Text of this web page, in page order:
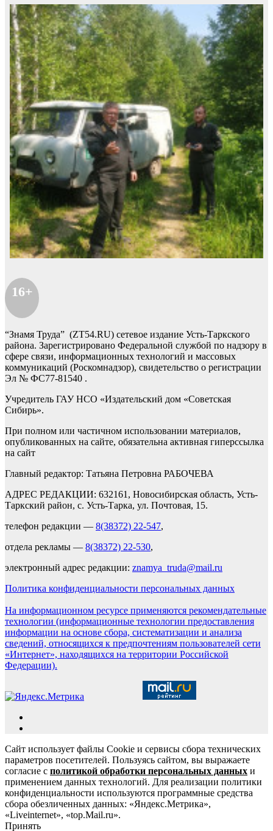
16+
“Знамя Труда” (ZT54.RU) сетевое издание Усть-Таркского
района. Зарегистрировано Федеральной службой по надзору в
сфере связи, информационных технологий и массовых
коммуникаций (Роскомнадзор), свидетельство о регистрации
Эл № ФС77-81540 .
Учредитель ГАУ НСО «Издательский дом «Советская
Сибирь».
При полном или частичном использовании материалов,
опубликованных на сайте, обязательна активная гиперссылка
на сайт
Главный редактор: Татьяна Петровна РАБОЧЕВА
АДРЕС РЕДАКЦИИ: 632161, Новосибирская область, Усть-
Таркский район, с. Усть-Тарка, ул. Почтовая, 15.
телефон редакции — 8(38372) 22-547,
отдела рекламы — 8(38372) 22-530,
электронный адрес редакции: znamya_truda@mail.ru
Политика конфиденциальности персональных данных
На информационном ресурсе применяются рекомендательные
технологии (информационные технологии предоставления
информации на основе сбора, систематизации и анализа
сведений, относящихся к предпочтениям пользователей сети
«Интернет», находящихся на территории Российской
Федерации).
Сайт использует файлы Cookie и сервисы сбора технических
параметров посетителей. Пользуясь сайтом, вы выражаете
согласие с политикой обработки персональных данных и
применением данных технологий. Для реализации политики
конфиденциальности используются программные средства
сбора обезличенных данных: «Яндекс.Метрика»,
«Liveinternet», «top.Mail.ru».
Принять